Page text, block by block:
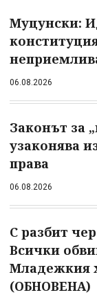
Муцунски:
06.08.2026
Законът за
узаконява
права
06.08.2026
С разбит
Всички
Младежкия
(ОБНОВЕНА)